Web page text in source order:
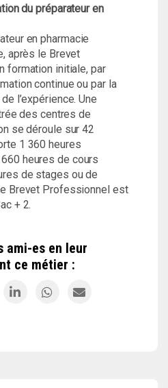
du préparateur en
en pharmacie
après le Brevet
formation initiale, par
continue ou par la
l’expérience. Une
des centres de
se déroule sur 42
1 360 heures
heures de cours
de stages ou de
Brevet Professionnel est
+ 2.
ami-es en leur
ce métier :